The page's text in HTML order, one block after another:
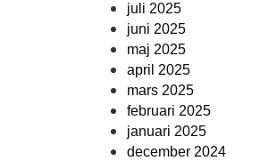
juli 2025
juni 2025
maj 2025
april 2025
mars 2025
februari 2025
januari 2025
december 2024